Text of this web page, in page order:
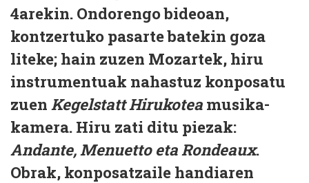
4arekin. Ondorengo bideoan,
kontzertuko pasarte batekin goza
liteke; hain zuzen Mozartek, hiru
instrumentuak nahastuz konposatu
zuen Kegelstatt Hirukotea musika-
kamera. Hiru zati ditu piezak:
Andante, Menuetto eta Rondeaux.
Obrak, konposatzaile handiaren